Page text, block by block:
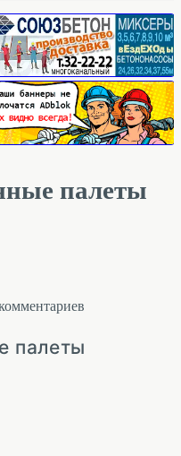
палеты
палеты